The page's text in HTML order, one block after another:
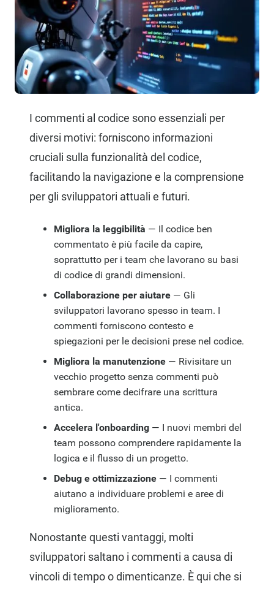
I commenti al codice sono essenziali per
diversi motivi: forniscono informazioni
cruciali sulla funzionalità del codice,
facilitando la navigazione e la comprensione
per gli sviluppatori attuali e futuri.
Migliora la leggibilità — Il codice ben
commentato è più facile da capire,
soprattutto per i team che lavorano su basi
di codice di grandi dimensioni.
Collaborazione per aiutare — Gli
sviluppatori lavorano spesso in team. I
commenti forniscono contesto e
spiegazioni per le decisioni prese nel codice.
Migliora la manutenzione — Rivisitare un
vecchio progetto senza commenti può
sembrare come decifrare una scrittura
antica.
Accelera l'onboarding — I nuovi membri del
team possono comprendere rapidamente la
logica e il flusso di un progetto.
Debug e ottimizzazione — I commenti
aiutano a individuare problemi e aree di
miglioramento.
Nonostante questi vantaggi, molti
sviluppatori saltano i commenti a causa di
vincoli di tempo o dimenticanze. È qui che si